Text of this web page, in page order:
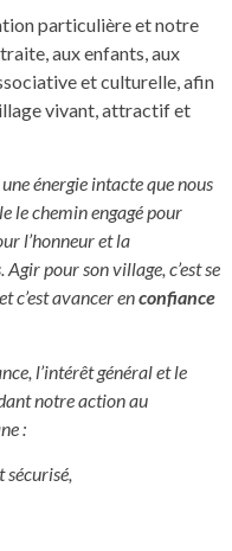
particulière et notre
aux enfants, aux
et culturelle, afin
vivant, attractif et
énergie intacte que nous
le chemin engagé pour
l’honneur et la
pour son village, c’est se
c’est avancer enconfiance
l’intérêt général et le
notre action au
: